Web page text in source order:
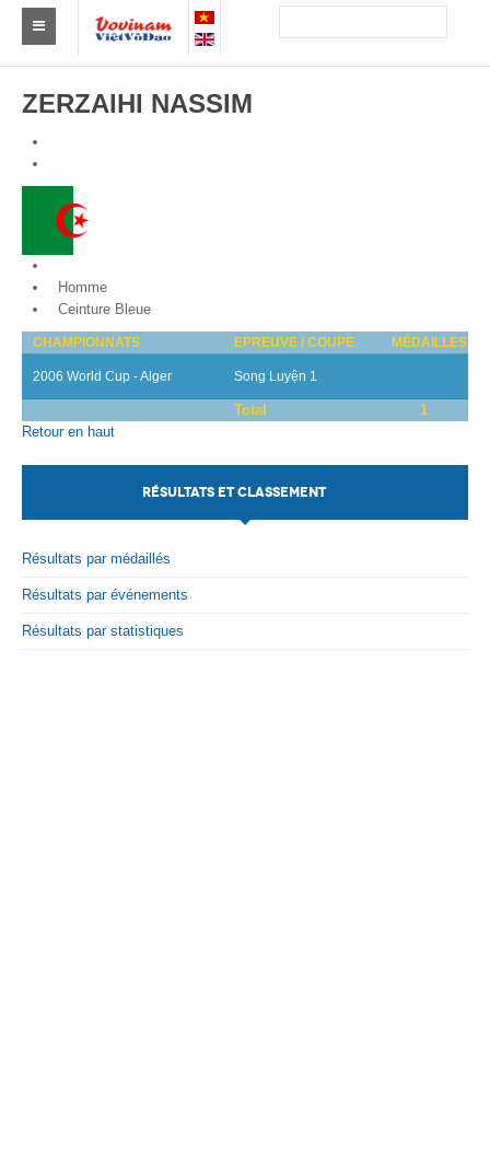
Europe
Afrique
Amérique
Australie et Océanie
Actus
Résultats
Par Statistiques
Médias
ZERZAIHI NASSIM
Homme
Ceinture Bleue
CHAMPIONNATS EPREUVE / COUPE MÉDAILLES
2006 World Cup - Alger Song Luyện 1
Total
1
Retour en haut
RÉSULTATS ET CLASSEMENT
Résultats par médaillés
Résultats par événements
Résultats par statistiques